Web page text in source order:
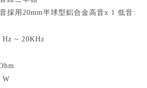
採用20mm半球型鋁合金高音x 1 低音:
~ 20KHz
W